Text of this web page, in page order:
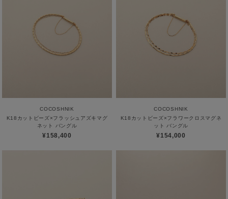
COCOSHNIK
K18カットビーズ×フラッシュアズキマグ
ネット バングル
¥158,400
COCOSHNIK
K18カットビーズ×フラワークロスマグネ
ット バングル
¥154,000